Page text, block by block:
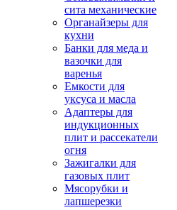
сита механические
Органайзеры для
кухни
Банки для меда и
вазочки для
варенья
Емкости для
уксуса и масла
Адаптеры для
индукционных
плит и рассекатели
огня
Зажигалки для
газовых плит
Мясорубки и
лапшерезки